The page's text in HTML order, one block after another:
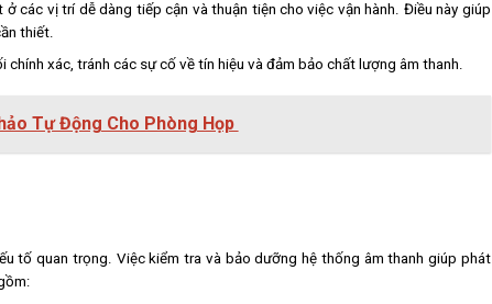
các vị trí dễ dàng tiếp cận và thuận tiện cho việc vận hành. Điều này giúp
thiết.
xác, tránh các sự cố về tín hiệu và đảm bảo chất lượng âm thanh.
Tự Động Cho Phòng Họp
tố quan trọng. Việc kiểm tra và bảo dưỡng hệ thống âm thanh giúp phát